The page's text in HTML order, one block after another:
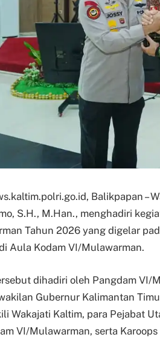
Balikpapan –
S.H., M.Han., menghadiri
Tahun 2026 yang digelar
Aula Kodam VI/Mulawarman.
dihadiri oleh Pangdam VI/
Gubernur Kalimantan
Wakajati Kaltim, para Pejabat
VI/Mulawarman, serta